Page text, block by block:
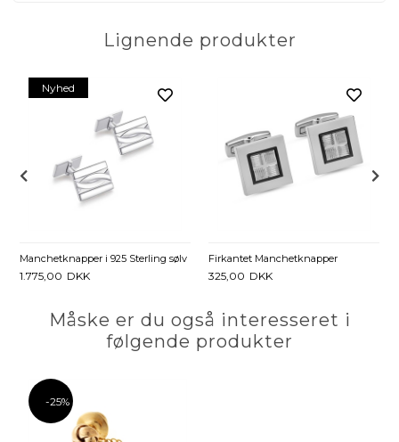
Lignende produkter
Nyhed
Manchetknapper i 925 Sterling sølv
1.775,00 DKK
Firkantet Manchetknapper
325,00 DKK
Måske er du også interesseret i
følgende produkter
-25%